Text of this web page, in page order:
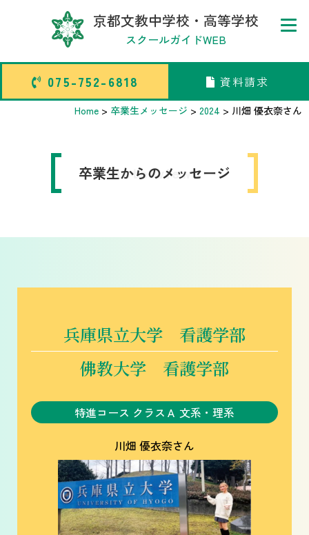
075-752-6818 資料請求
中学校部活TOP
京都文教中学校・高等学校
スクールガイドWEB
075-752-6818 資料請求
Home > 卒業生メッセージ > 2024 > 川畑 優衣奈さん
卒業生からのメッセージ
interview
兵庫県立大学 看護学部
佛教大学 看護学部
特進コース クラスＡ 文系・理系
川畑 優衣奈さん